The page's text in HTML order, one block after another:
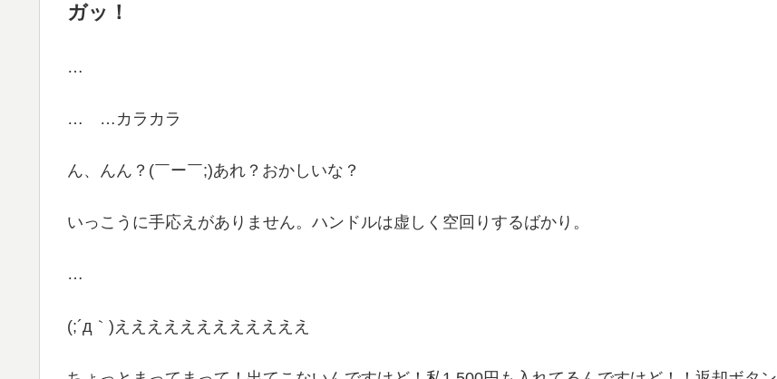
ガッ！
…
… …カラカラ
ん、んん？(￣ー￣;)あれ？おかしいな？
いっこうに手応えがありません。ハンドルは虚しく空回りするばかり。
…
(;´д｀)ええええええええええええ